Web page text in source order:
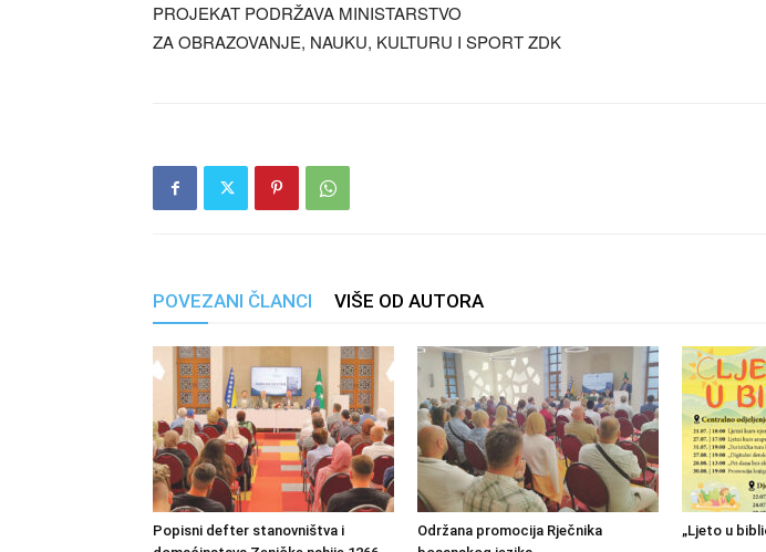
PROJEKAT PODRŽAVA MINISTARSTVO
ZA OBRAZOVANJE, NAUKU, KULTURU I SPORT ZDK
POVEZANI ČLANCI VIŠE OD AUTORA
Popisni defter stanovništva i
Održana promocija Rječnika
„Ljeto u